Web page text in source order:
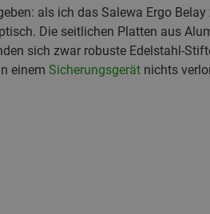
als ich das Salewa Ergo
Die seitlichen Platten aus
sich zwar robuste Edelstahl-
einem Sicherungsgerätnichts